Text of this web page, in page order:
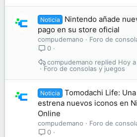
Noticia
Nintendo añade
pago en su store oficial
compudemano
Foro de
0
Foro de consolas y juegos
Hoy
compudemano
Noticia
Tomodachi Life:
estrena nuevos iconos en
Online
compudemano
Foro de
0